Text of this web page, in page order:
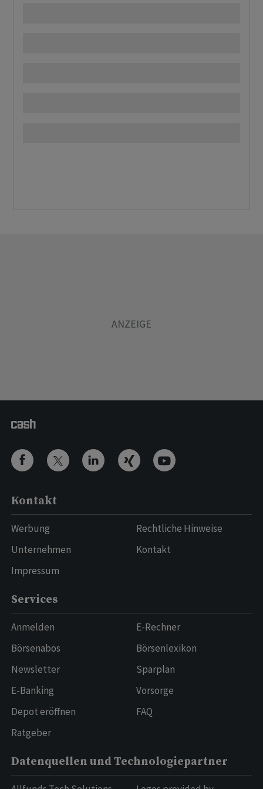
Kontakt
Werbung
Unternehmen
Impressum
Rechtliche Hinweise
Kontakt
Services
Anmelden
Börsenabos
Newsletter
E-Banking
Depot eröffnen
Ratgeber
E-Rechner
Börsenlexikon
Sparplan
Vorsorge
FAQ
Datenquellen und Technologiepartner